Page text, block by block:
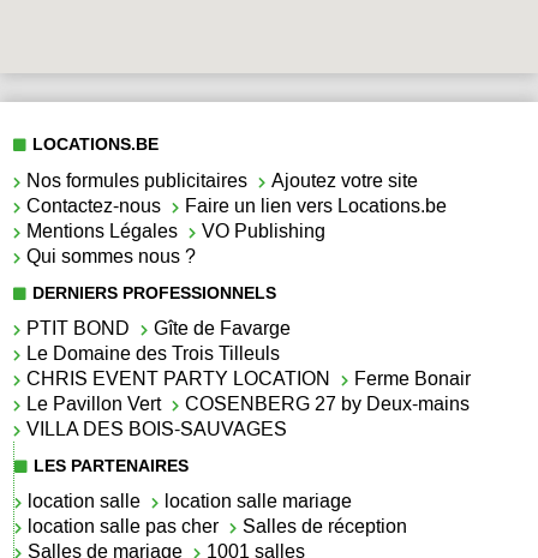
LOCATIONS.BE
Nos formules publicitaires
Ajoutez votre site
Contactez-nous
Faire un lien vers Locations.be
Mentions Légales
VO Publishing
Qui sommes nous ?
DERNIERS PROFESSIONNELS
PTIT BOND
Gîte de Favarge
Le Domaine des Trois Tilleuls
CHRIS EVENT PARTY LOCATION
Ferme Bonair
Le Pavillon Vert
COSENBERG 27 by Deux-mains
VILLA DES BOIS-SAUVAGES
LES PARTENAIRES
location salle
location salle mariage
location salle pas cher
Salles de réception
Salles de mariage
1001 salles